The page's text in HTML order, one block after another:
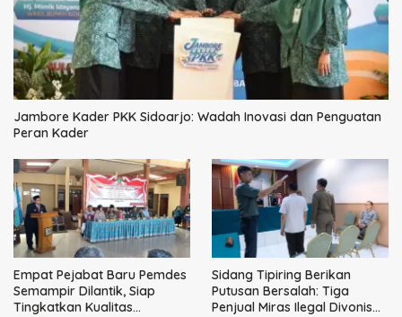
Jambore Kader PKK Sidoarjo: Wadah Inovasi dan Penguatan
Peran Kader
Empat Pejabat Baru Pemdes
Semampir Dilantik, Siap
Tingkatkan Kualitas
Sidang Tipiring Berikan
Putusan Bersalah: Tiga
Penjual Miras Ilegal Divonis